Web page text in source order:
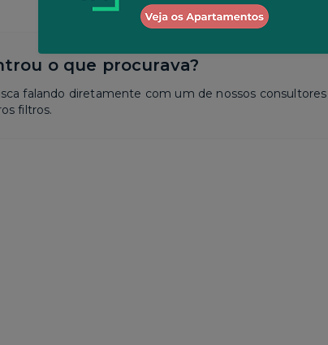
o que procurava?
falando diretamente com um de nossos
filtros.